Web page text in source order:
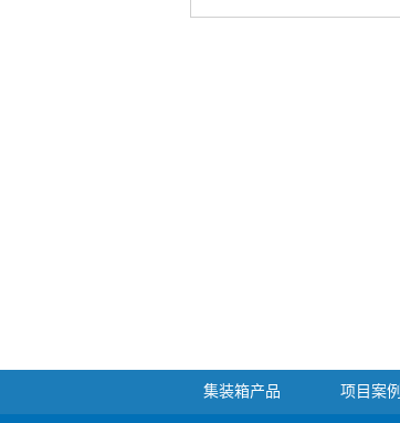
集装箱产品 项目案例